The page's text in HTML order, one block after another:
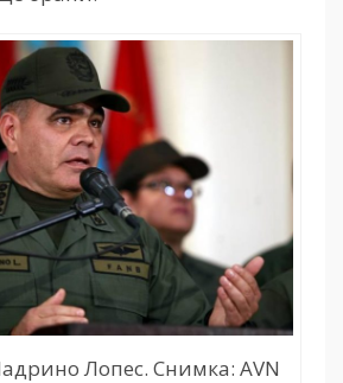
Лопес. Снимка: AVN